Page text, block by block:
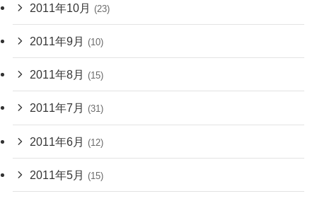
2011年10月 (23)
2011年9月 (10)
2011年8月 (15)
2011年7月 (31)
2011年6月 (12)
2011年5月 (15)